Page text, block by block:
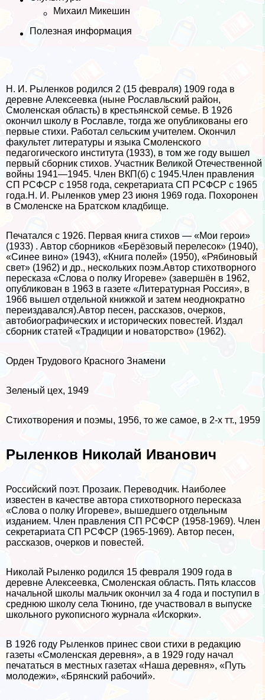
Михаил Микешин
Полезная информация
Н. И. Рыленков родился 2 (15 февраля) 1909 года в
деревне Алексеевка (ныне Рославльский район,
Смоленская область) в крестьянской семье. В 1926
окончил школу в Рославле, тогда же опубликованы его
первые стихи. Работал сельским учителем. Окончил
факультет литературы и языка Смоленского
педагогического института (1933), в том же году вышел
первый сборник стихов. Участник Великой Отечественной
войны 1941—1945. Члeн ВКП(б) с 1945.Члeн правления
СП РСФСР с 1958 года, секретариата СП РСФСР с 1965
года.Н. И. Рыленков умер 23 июня 1969 года. Похоронен
в Смоленске на Братском кладбище.
Печатался с 1926. Первая книга стихов — «Мои герои»
(1933) . Автор сборников «Берёзовый перелесок» (1940),
«Синее вино» (1943), «Книга полей» (1950), «Рябиновый
свет» (1962) и др., нескольких поэм.Автор стихотворного
пересказа «Слова о полку Игореве» (завершён в 1962,
опубликован в 1963 в газете «Литературная Россия», в
1966 вышел отдельной книжкой и затем неоднократно
переиздавался).Автор песен, рассказов, очерков,
автобиографических и исторических повестей. Издал
сборник статей «Традиции и новаторство» (1962).
Орден Трудового Красного Знамени
Зеленый цех, 1949
Стихотворения и поэмы, 1956, то же самое, в 2-х тт., 1959
Рыленков Николай Иванович
Российский поэт. Прозаик. Переводчик. Наиболее
известен в качестве автора стихотворного пересказа
«Слова о полку Игореве», вышедшего отдельным
изданием. Члeн правления СП РСФСР (1958-1969). Члeн
секретариата СП РСФСР (1965-1969). Автор песен,
рассказов, очерков и повестей.
Николай Рыленко родился 15 февраля 1909 года в
деревне Алексеевка, Смоленская область. Пять классов
начальной школы мальчик окончил за 4 года и поступил в
среднюю школу села Тюнино, где участвовал в выпуске
школьного рукописного журнала «Искорки».
В 1926 году Рыленков принес свои стихи в редакцию
газеты «Смоленская деревня», а в 1929 году начал
печататься в местных газетах «Наша деревня», «Путь
молодежи», «Брянский рабочий».